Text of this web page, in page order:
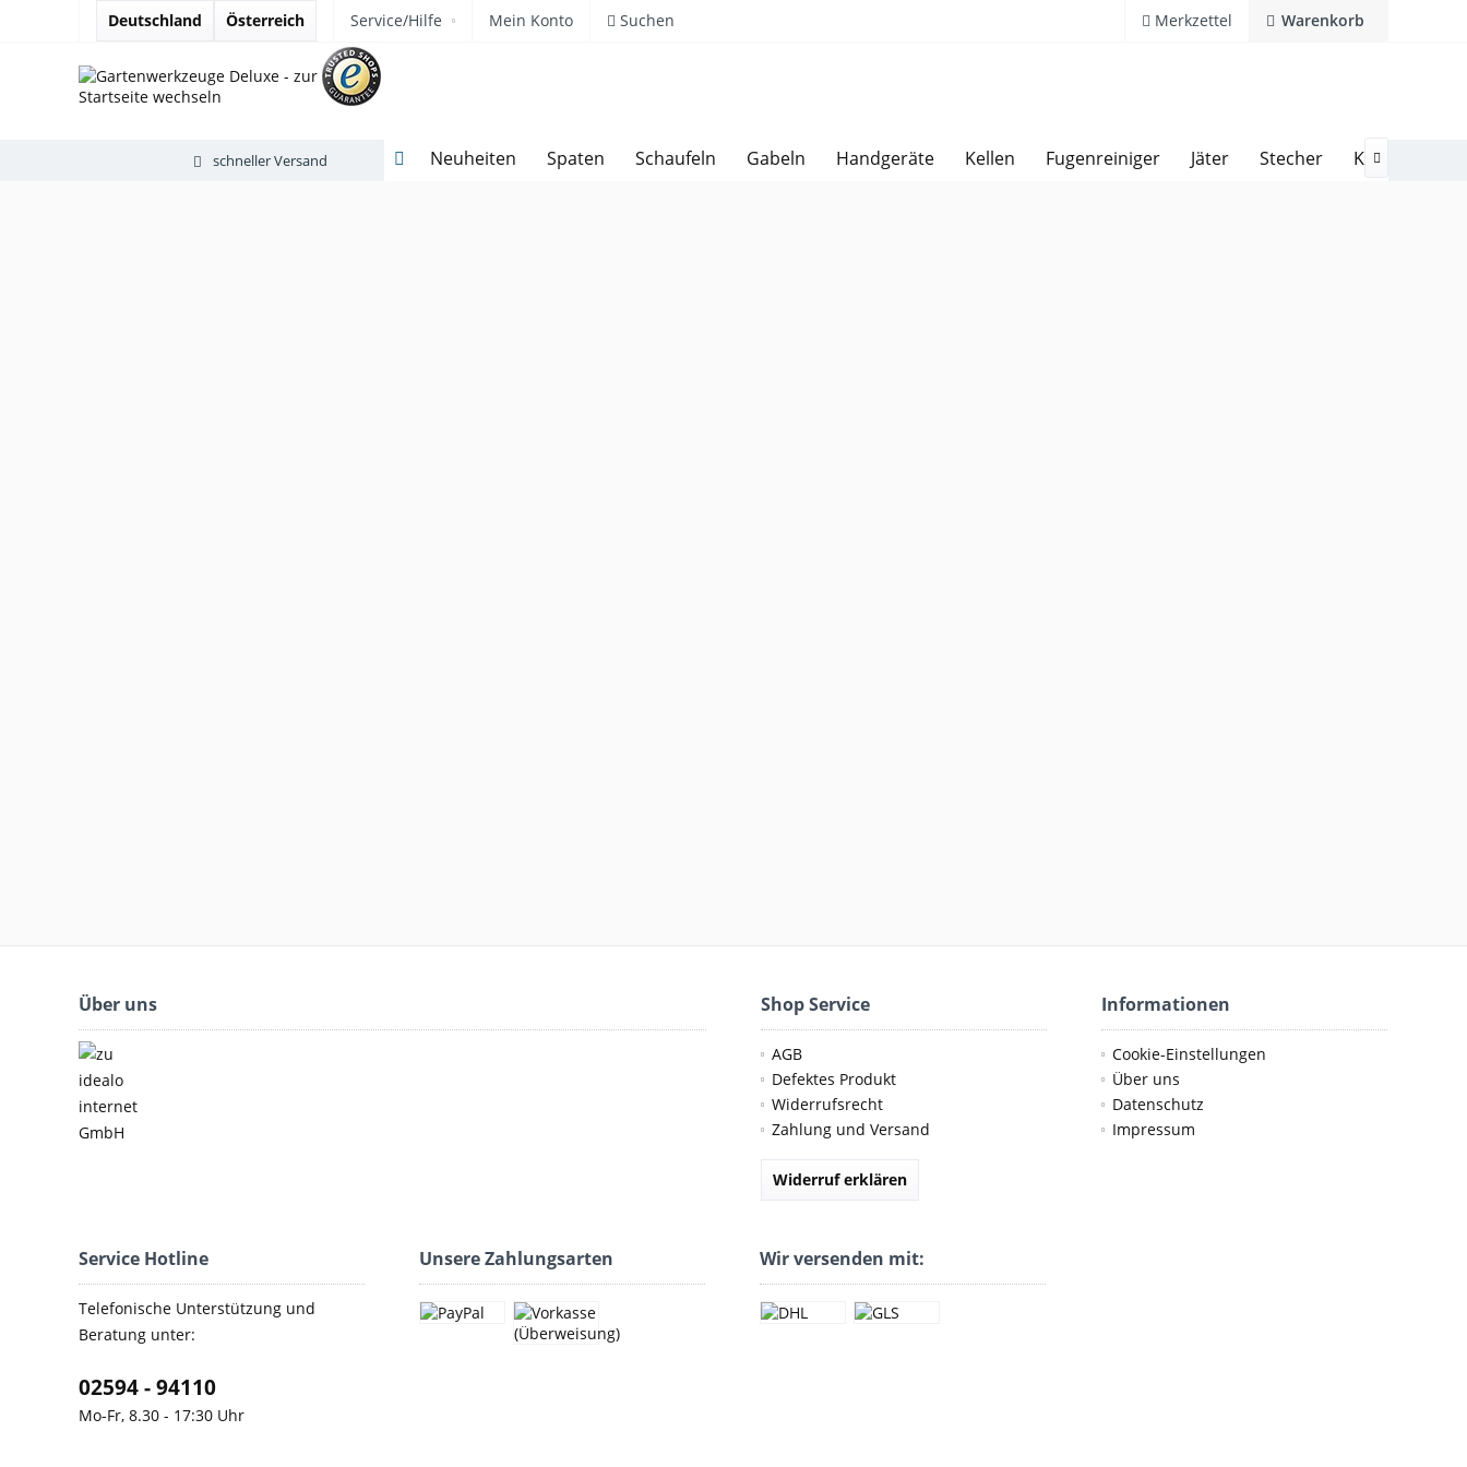
Deutschland Österreich Warenkorb
Merkzettel
Service/Hilfe Mein Konto Suchen
Neuheiten Spaten Schaufeln Gabeln Handgeräte Kellen Fugenreiniger Jäter Stecher Kultivatoren

schneller Versand Über 20 Jahre Erfahrung Kostenlose Hotline 02594 94110
Über uns Shop Service
AGB
Defektes Produkt
Widerrufsrecht
Zahlung und Versand
Widerruf erklären
Informationen
Cookie-Einstellungen
Über uns
Datenschutz
Impressum
Service Hotline
Telefonische Unterstützung und
Beratung unter:
02594 - 94110
Mo-Fr, 8.30 - 17:30 Uhr
Unsere Zahlungsarten Wir versenden mit: